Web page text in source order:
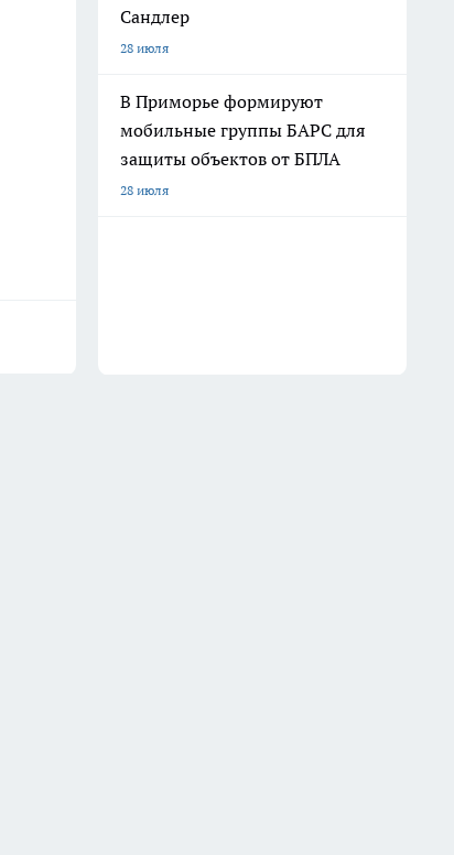
Сандлер
28 июля
В Приморье формируют
мобильные группы БАРС для
защиты объектов от БПЛА
28 июля